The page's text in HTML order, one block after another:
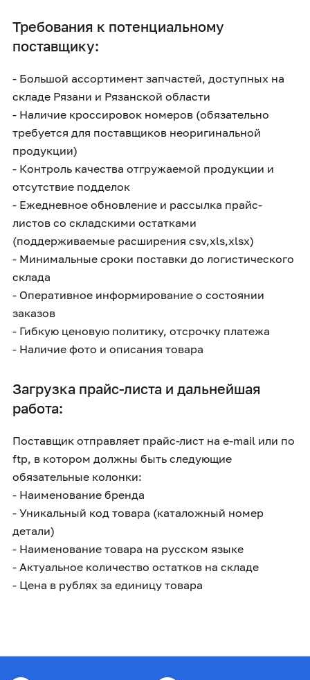
Требования к потенциальному
поставщику:
- Большой ассортимент запчастей, доступных на
складе Рязани и Рязанской области
- Наличие кроссировок номеров (обязательно
требуется для поставщиков неоригинальной
продукции)
- Контроль качества отгружаемой продукции и
отсутствие подделок
- Ежедневное обновление и рассылка прайс-
листов со складскими остатками
(поддерживаемые расширения csv,xls,xlsx)
- Минимальные сроки поставки до логистического
склада
- Оперативное информирование о состоянии
заказов
- Гибкую ценовую политику, отсрочку платежа
- Наличие фото и описания товара
Загрузка прайс-листа и дальнейшая
работа:
Поставщик отправляет прайс-лист на e-mail или по
ftp, в котором должны быть следующие
обязательные колонки:
- Наименование бренда
- Уникальный код товара (каталожный номер
детали)
- Наименование товара на русском языке
- Актуальное количество остатков на складе
- Цена в рублях за единицу товара